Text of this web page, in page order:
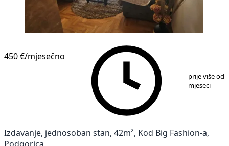
450 €/mjesečno
prije više od
mjeseci
Izdavanje, jednosoban stan, 42m², Kod Big Fashion-a,
Podgorica